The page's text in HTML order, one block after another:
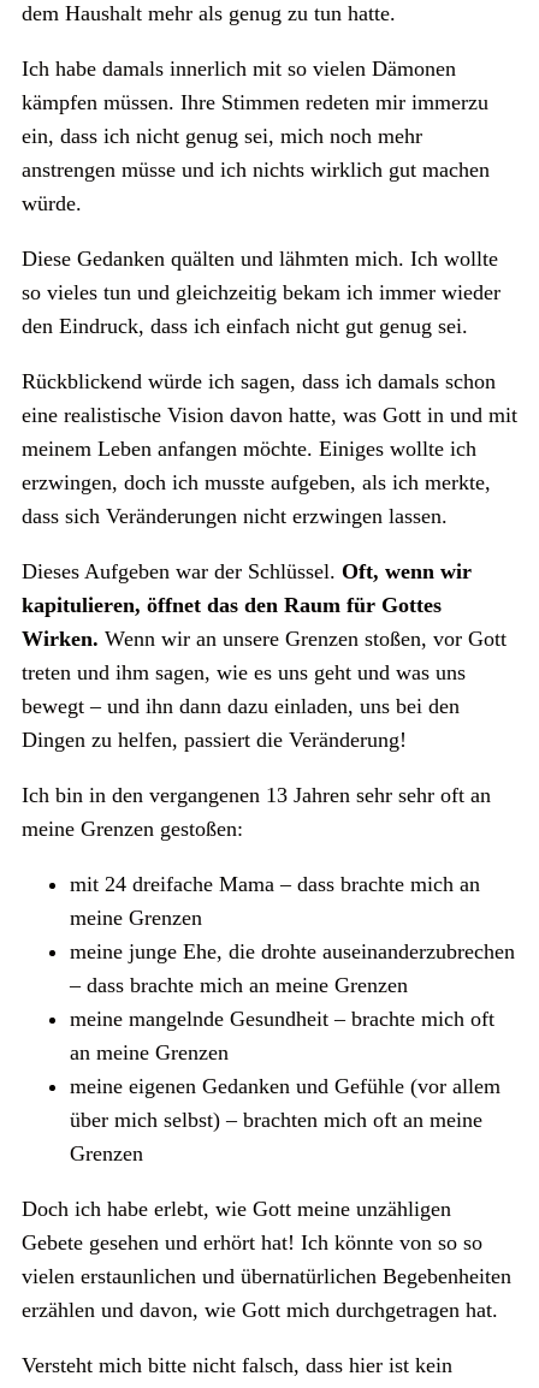
dem Haushalt mehr als genug zu tun hatte.
Ich habe damals innerlich mit so vielen Dämonen
kämpfen müssen. Ihre Stimmen redeten mir immerzu
ein, dass ich nicht genug sei, mich noch mehr
anstrengen müsse und ich nichts wirklich gut machen
würde.
Diese Gedanken quälten und lähmten mich. Ich wollte
so vieles tun und gleichzeitig bekam ich immer wieder
den Eindruck, dass ich einfach nicht gut genug sei.
Rückblickend würde ich sagen, dass ich damals schon
eine realistische Vision davon hatte, was Gott in und mit
meinem Leben anfangen möchte. Einiges wollte ich
erzwingen, doch ich musste aufgeben, als ich merkte,
dass sich Veränderungen nicht erzwingen lassen.
Dieses Aufgeben war der Schlüssel. Oft, wenn wir
kapitulieren, öffnet das den Raum für Gottes
Wirken. Wenn wir an unsere Grenzen stoßen, vor Gott
treten und ihm sagen, wie es uns geht und was uns
bewegt – und ihn dann dazu einladen, uns bei den
Dingen zu helfen, passiert die Veränderung!
Ich bin in den vergangenen 13 Jahren sehr sehr oft an
meine Grenzen gestoßen:
mit 24 dreifache Mama – dass brachte mich an
meine Grenzen
meine junge Ehe, die drohte auseinanderzubrechen
– dass brachte mich an meine Grenzen
meine mangelnde Gesundheit – brachte mich oft
an meine Grenzen
meine eigenen Gedanken und Gefühle (vor allem
über mich selbst) – brachten mich oft an meine
Grenzen
Doch ich habe erlebt, wie Gott meine unzähligen
Gebete gesehen und erhört hat! Ich könnte von so so
vielen erstaunlichen und übernatürlichen Begebenheiten
erzählen und davon, wie Gott mich durchgetragen hat.
Versteht mich bitte nicht falsch, dass hier ist kein